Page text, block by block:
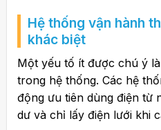
Hệ thống vận hành
khác biệt
Một yếu tố ít được chú ý
trong hệ thống. Các hệ
động ưu tiên dùng điện từ
dư và chỉ lấy điện lưới khi